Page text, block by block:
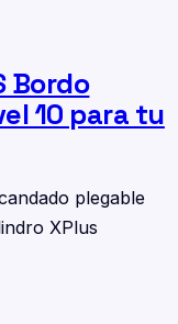
Bordo
10 para tu
plegable
XPlus